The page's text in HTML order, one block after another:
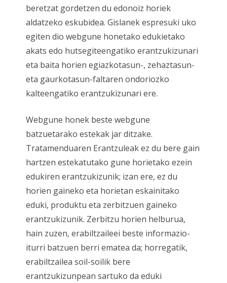
beretzat gordetzen du edonoiz horiek
aldatzeko eskubidea. Gislanek espresuki uko
egiten dio webgune honetako edukietako
akats edo hutsegiteengatiko erantzukizunari
eta baita horien egiazkotasun-, zehaztasun-
eta gaurkotasun-faltaren ondoriozko
kalteengatiko erantzukizunari ere.
Webgune honek beste webgune
batzuetarako estekak jar ditzake.
Tratamenduaren Erantzuleak ez du bere gain
hartzen estekatutako gune horietako ezein
edukiren erantzukizunik; izan ere, ez du
horien gaineko eta horietan eskainitako
eduki, produktu eta zerbitzuen gaineko
erantzukizunik. Zerbitzu horien helburua,
hain zuzen, erabiltzaileei beste informazio-
iturri batzuen berri ematea da; horregatik,
erabiltzailea soil-soilik bere
erantzukizunpean sartuko da eduki